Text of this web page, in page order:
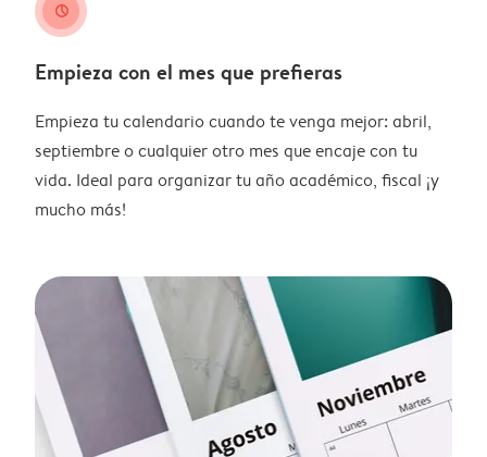
clock
Empieza con el mes que prefieras
Empieza tu calendario cuando te venga mejor: abril,
septiembre o cualquier otro mes que encaje con tu
vida. Ideal para organizar tu año académico, fiscal ¡y
mucho más!